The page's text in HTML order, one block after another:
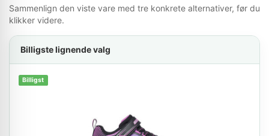
Sammenlign den viste vare med tre konkrete alternativer, før du
klikker videre.
Billigste lignende valg
Billigst